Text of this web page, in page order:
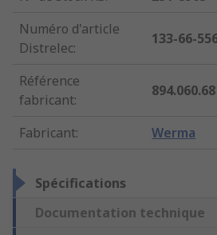
Numéro d'article
Distrelec:
133-66-
Référence
fabricant:
894.060.68
Fabricant: Werma
Spécifications
Documentation technique